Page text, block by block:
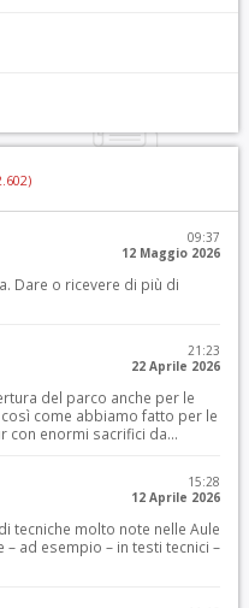
09:37
12 Maggio 2026
Dare o ricevere di più di
21:23
22 Aprile 2026
del parco anche per le
come abbiamo fatto per le
con enormi sacrifici da...
15:28
12 Aprile 2026
tecniche molto note nelle Aule
ad esempio – in testi tecnici –